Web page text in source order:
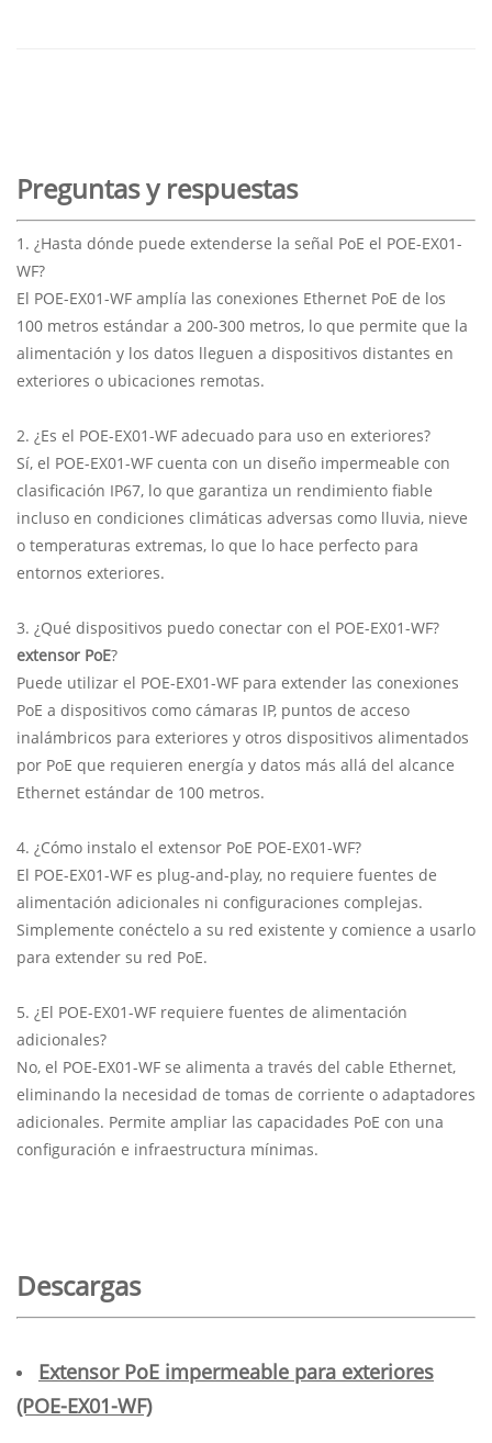
Preguntas y respuestas
1. ¿Hasta dónde puede extenderse la señal PoE el POE-EX01-
WF?
El POE-EX01-WF amplía las conexiones Ethernet PoE de los
100 metros estándar a 200-300 metros, lo que permite que la
alimentación y los datos lleguen a dispositivos distantes en
exteriores o ubicaciones remotas.
2. ¿Es el POE-EX01-WF adecuado para uso en exteriores?
Sí, el POE-EX01-WF cuenta con un diseño impermeable con
clasificación IP67, lo que garantiza un rendimiento fiable
incluso en condiciones climáticas adversas como lluvia, nieve
o temperaturas extremas, lo que lo hace perfecto para
entornos exteriores.
3. ¿Qué dispositivos puedo conectar con el POE-EX01-WF?
extensor PoE?
Puede utilizar el POE-EX01-WF para extender las conexiones
PoE a dispositivos como cámaras IP, puntos de acceso
inalámbricos para exteriores y otros dispositivos alimentados
por PoE que requieren energía y datos más allá del alcance
Ethernet estándar de 100 metros.
4. ¿Cómo instalo el extensor PoE POE-EX01-WF?
El POE-EX01-WF es plug-and-play, no requiere fuentes de
alimentación adicionales ni configuraciones complejas.
Simplemente conéctelo a su red existente y comience a usarlo
para extender su red PoE.
5. ¿El POE-EX01-WF requiere fuentes de alimentación
adicionales?
No, el POE-EX01-WF se alimenta a través del cable Ethernet,
eliminando la necesidad de tomas de corriente o adaptadores
adicionales. Permite ampliar las capacidades PoE con una
configuración e infraestructura mínimas.
Descargas
Extensor PoE impermeable para exteriores
(POE-EX01-WF)